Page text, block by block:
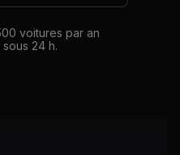
voitures par an
24 h.